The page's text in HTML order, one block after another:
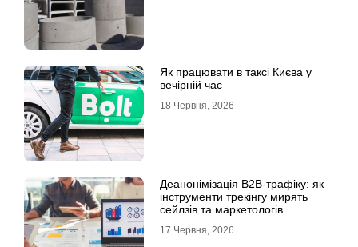
Як працювати в таксі Києва у
вечірній час
18 Червня, 2026
Деанонімізація B2B-трафіку: як
інструменти трекінгу мирять
сейлзів та маркетологів
17 Червня, 2026